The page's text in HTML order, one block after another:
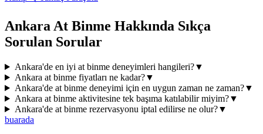
Ankara At Binme Hakkında Sıkça
Sorulan Sorular
Ankara'de en iyi at binme deneyimleri hangileri?▼
Ankara at binme fiyatları ne kadar?▼
Ankara'de at binme deneyimi için en uygun zaman ne zaman?▼
Ankara at binme aktivitesine tek başıma katılabilir miyim?▼
Ankara'de at binme rezervasyonu iptal edilirse ne olur?▼
buarada